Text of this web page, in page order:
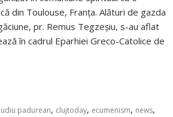
din Toulouse, Franța. Alături de gazda
pr. Remus Tegzeșiu, s-au aflat
în cadrul Eparhiei Greco-Catolice de
padurean, clujtoday, ecumenism, news,